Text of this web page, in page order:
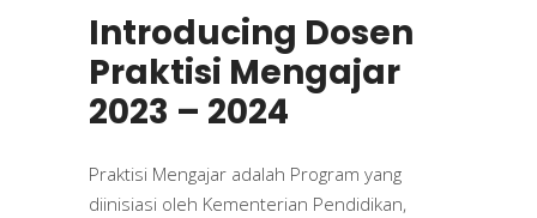
Introducing Dosen
Praktisi Mengajar
2023 – 2024
Praktisi Mengajar adalah Program yang
diinisiasi oleh Kementerian Pendidikan,